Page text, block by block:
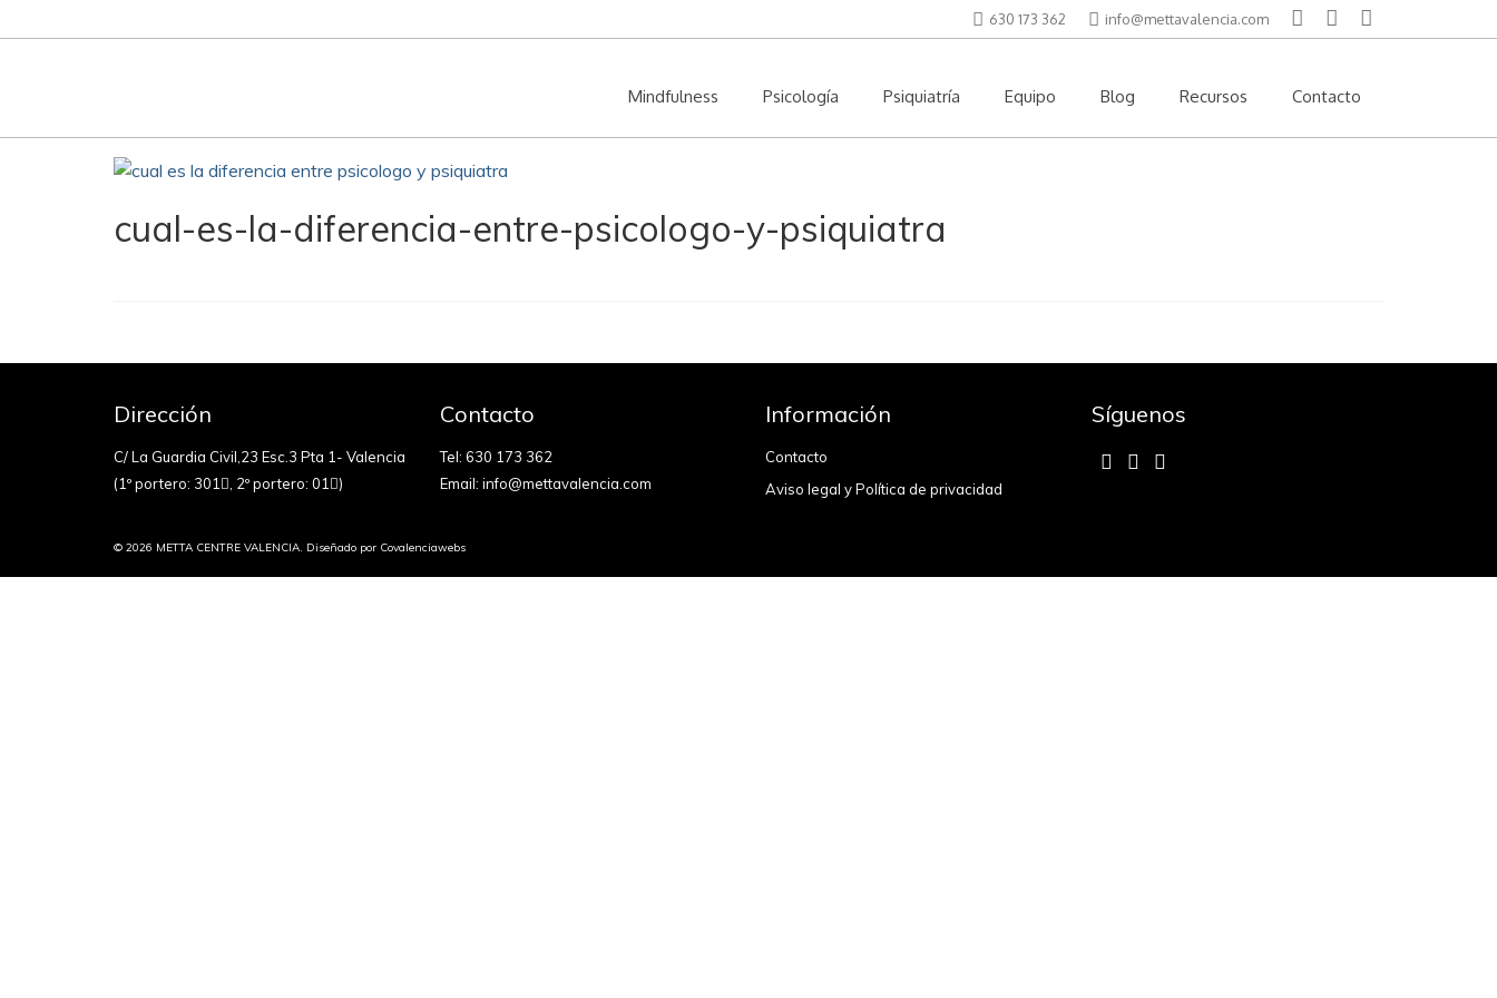
630 173 362 info@mettavalencia.com
Mindfulness Psicología Psiquiatría Equipo Blog Recursos Contacto
cual-es-la-diferencia-entre-psicologo-y-psiquiatra
Dirección
C/ La Guardia Civil,23 Esc.3 Pta 1- Valencia
(1º portero: 301
, 2º portero: 01 )
Contacto
Tel: 630 173 362
Email: info@mettavalencia.com
Información
Contacto
Aviso legal y Política de privacidad
Síguenos
© 2026 METTA CENTRE VALENCIA. Diseñado por Covalenciawebs